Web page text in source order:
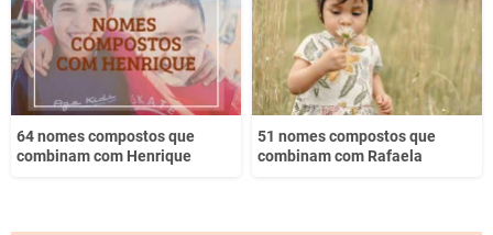
64 nomes compostos que
combinam com Henrique
51 nomes compostos que
combinam com Rafaela